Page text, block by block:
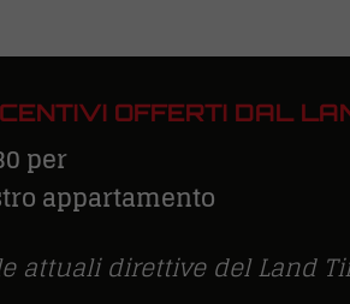
OFFERTI DAL
per
appartamento
attuali direttive del Land